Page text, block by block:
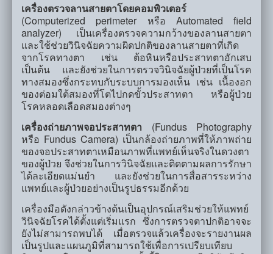
เครื่องตรวจลานสายตาโดยคอมพิวเตอร์
(Computerized perimeter หรือ Automated field
analyzer) เป็นเครื่องตรวจความกว้างของลานสายตา
และใช้ช่วยวินิจฉัยความผิดปกติของลานสายตาที่เกิด
จากโรคทางตา เช่น ต้อหินหรือประสาทตาอักเสบ
เป็นต้น และยังช่วยในการตรวจวินิจฉัยผู้ป่วยที่เป็นโรค
ทางสมองซึ่งกระทบกับระบบการมองเห็น เช่น เนื้องอก
ของต่อมใต้สมองที่โตไปกดขั้วประสาทตา หรือผู้ป่วย
โรคหลอดเลือดสมองต่างๆ
เครื่องถ่ายภาพจอประสาทตา (Fundus Photography
หรือ Fundus Camera) เป็นกล้องถ่ายภาพที่ให้ภาพถ่าย
ของจอประสาทตาเหมือนภาพที่แพทย์เห็นจริงในดวงตา
ของผู้ป่วย จึงช่วยในการวินิจฉัยและติดตามผลการรักษา
ได้ละเอียดแม่นยำ และยังช่วยในการสื่อสารระหว่าง
แพทย์และผู้ป่วยอย่างเป็นรูปธรรมอีกด้วย
เครื่องมือดังกล่าวข้างต้นเป็นอุปกรณ์เสริมช่วยให้แพทย์
วินิจฉัยโรคได้ตั้งแต่เริ่มแรก ซึ่งการตรวจตาปกติอาจจะ
ยังไม่สามารถพบได้ เมื่อตรวจแล้วเครื่องจะรายงานผล
เป็นรูปและแผนภูมิที่สามารถใช้เพื่อการเปรียบเทียบ